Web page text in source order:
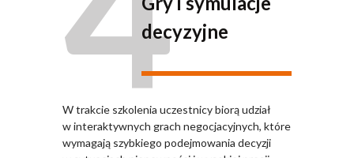
decyzyjne
W trakcie szkolenia uczestnicy biorą udział
w interaktywnych grach negocjacyjnych, które
wymagają szybkiego podejmowania decyzji